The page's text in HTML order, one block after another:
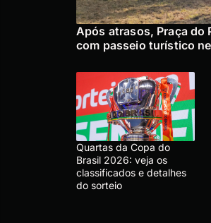
Após atrasos, Praça do
com passeio turístico
Quartas da Copa do
Brasil 2026: veja os
classificados e detalhes
do sorteio